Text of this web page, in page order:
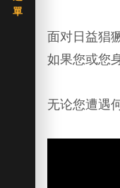
面对日益猖
如果您或您
无论您遭遇